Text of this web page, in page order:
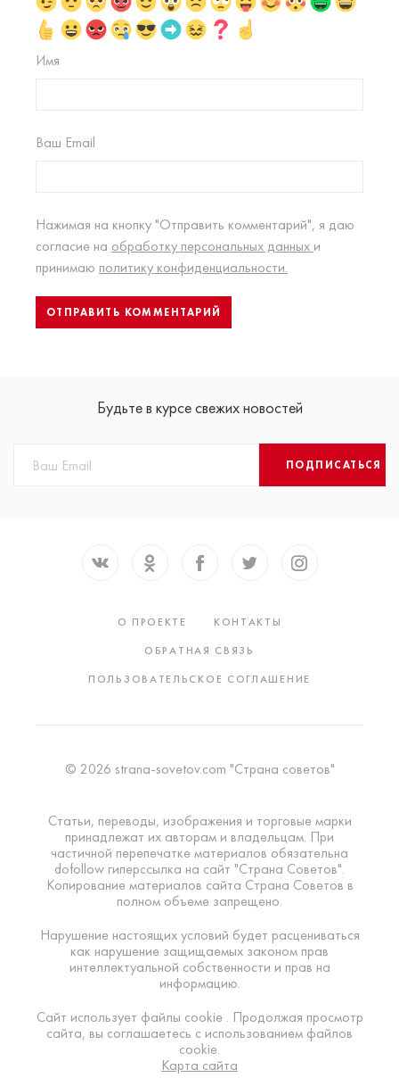
Имя
Ваш Email
Нажимая на кнопку "Отправить комментарий", я даю
согласие на обработку персональных данных и
принимаю политику конфиденциальности.
Будьте в курсе свежих новостей
ПОДПИСАТЬСЯ
О ПРОЕКТЕ
КОНТАКТЫ
ОБРАТНАЯ СВЯЗЬ
ПОЛЬЗОВАТЕЛЬСКОЕ СОГЛАШЕНИЕ
© 2026 strana-sovetov.com "Страна советов"
Статьи, переводы, изображения и торговые марки
принадлежат их авторам и владельцам. При
частичной перепечатке материалов обязательна
dofollow гиперссылка на сайт "Страна Советов".
Копирование материалов сайта Страна Советов в
полном объеме запрещено.
Нарушение настоящих условий будет расцениваться
как нарушение защищаемых законом прав
интеллектуальной собственности и прав на
информацию.
Сайт использует файлы cookie . Продолжая просмотр
сайта, вы соглашаетесь с использованием файлов
cookie.
Карта сайта